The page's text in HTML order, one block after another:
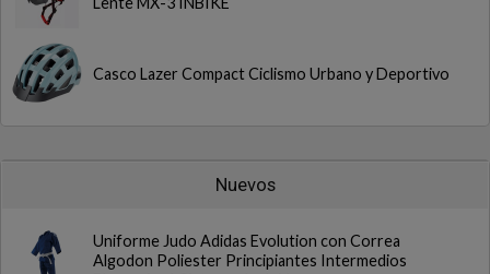
Casco Lazer Compact Ciclismo Urbano y Deportivo
Nuevos
Uniforme Judo Adidas Evolution con Correa
Algodon Poliester Principiantes Intermedios